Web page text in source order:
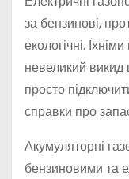
за бензинові,
екологічні.
невеликий викид
просто
справки про
Акумуляторні
бензиновими та